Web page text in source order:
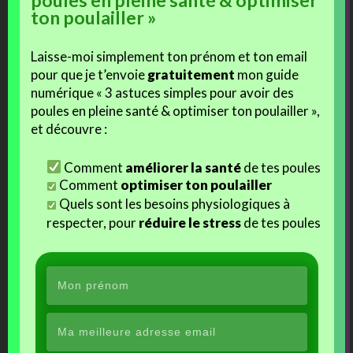
Les poussins du Challenge
Incubation & Poussins
(CIP)
Cotcot, poule naine
huppée dorée
La famille Plumetis… La
atypiques !!
Autres Articles Sur Un Thème Proche Ou Similaire
Aujourd’hui j’ai sauvé un poussin…
ton poulailler »
Laisse-moi simplement ton prénom et ton email
pour que je t’envoiegratuitement mon guide
numérique « 3 astuces simples pour avoir des
poules en pleine santé & optimiser ton poulailler »,
et découvre :
Comment améliorer la santéde tes poules
Comment optimiser ton poulailler
Quels sont les besoins physiologiques à
respecter, pourréduire le stressde tes poules